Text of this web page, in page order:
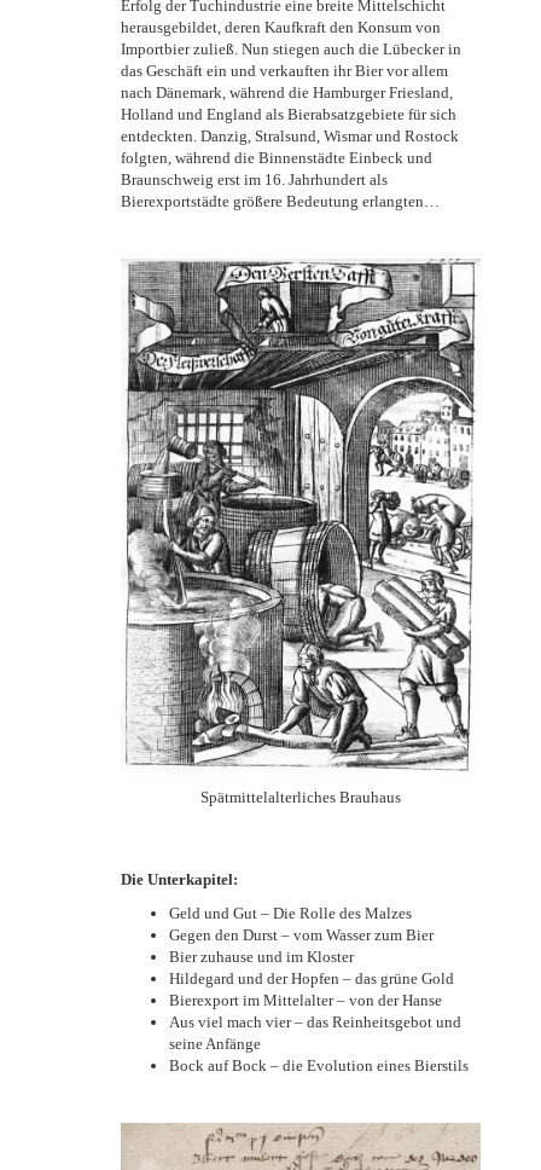
Erfolg der Tuchindustrie eine breite Mittelschicht
herausgebildet, deren Kaufkraft den Konsum von
Importbier zuließ. Nun stiegen auch die Lübecker in
das Geschäft ein und verkauften ihr Bier vor allem
nach Dänemark, während die Hamburger Friesland,
Holland und England als Bierabsatzgebiete für sich
entdeckten. Danzig, Stralsund, Wismar und Rostock
folgten, während die Binnenstädte Einbeck und
Braunschweig erst im 16. Jahrhundert als
Bierexportstädte größere Bedeutung erlangten…
Spätmittelalterliches Brauhaus
Die Unterkapitel:
Geld und Gut – Die Rolle des Malzes
Gegen den Durst – vom Wasser zum Bier
Bier zuhause und im Kloster
Hildegard und der Hopfen – das grüne Gold
Bierexport im Mittelalter – von der Hanse
Aus viel mach vier – das Reinheitsgebot und
seine Anfänge
Bock auf Bock – die Evolution eines Bierstils